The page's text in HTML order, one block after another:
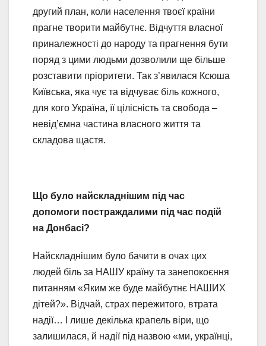
другий план, коли населення твоєї країни
прагне творити майбутнє. Відчуття власної
приналежності до народу та прагнення бути
поряд з цими людьми дозволили ще більше
розставити пріоритети. Так з’явилася Ксюша
Київська, яка чує та відчуває біль кожного,
для кого Україна, її цілісність та свобода –
невід’ємна частина власного життя та
складова щастя.
Що було найскладнішим під час
допомоги постраждалими під час подій
на Донбасі?
Найскладнішим було бачити в очах цих
людей біль за НАШУ країну та занепокоєння
питанням «Яким же буде майбутнє НАШИХ
дітей?». Відчай, страх пережитого, втрата
надії… І лише декілька крапель віри, що
залишилася, й надії під назвою «ми, українці,